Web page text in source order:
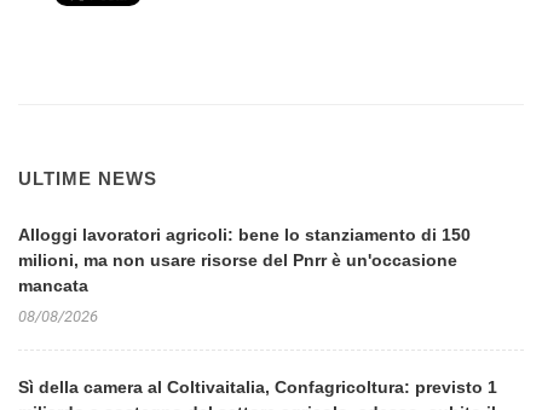
ULTIME NEWS
Alloggi lavoratori agricoli: bene lo stanziamento di 150
milioni, ma non usare risorse del Pnrr è un'occasione
mancata
08/08/2026
Sì della camera al Coltivaitalia, Confagricoltura: previsto 1